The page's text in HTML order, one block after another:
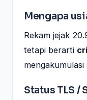
Mengapa
Rekam jejak
tetapi berarti
Status TLS /